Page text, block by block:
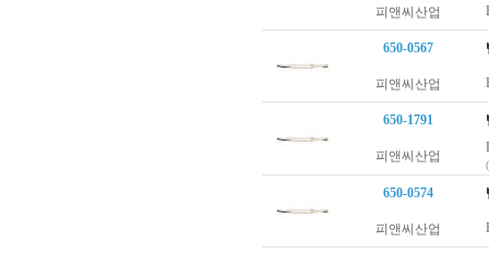
피앤씨산업
650-0567
피앤씨산업
650-1791
피앤씨산업
650-0574
피앤씨산업